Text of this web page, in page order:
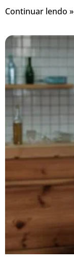
Continuar lendo »